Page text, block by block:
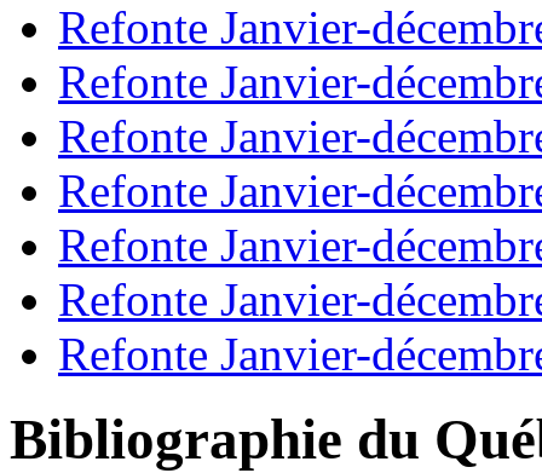
Refonte Janvier-
Refonte Janvier-
Refonte Janvier-
Refonte Janvier-
Refonte Janvier-
Refonte Janvier-
Refonte Janvier-
Bibliographie du